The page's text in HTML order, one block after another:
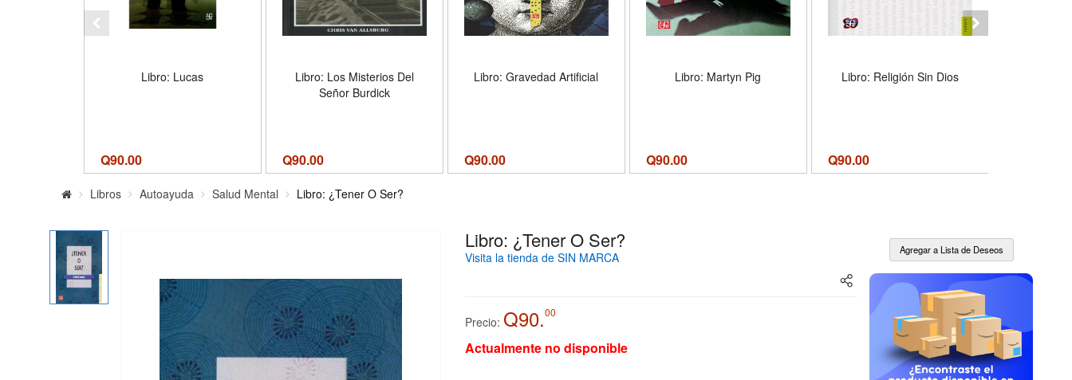
Libro: Lucas
Q90.00
Libro: Los Misterios Del
Señor Burdick
Q90.00
Libro: Gravedad Artificial
Q90.00
Libro: Martyn Pig
Q90.00
Libro: Religión Sin Dios
Q90.00
Libros Autoayuda Salud Mental Libro: ¿Tener O Ser?
Libro: ¿Tener O Ser?
Visita la tienda de SIN MARCA
Precio: Q90.00
Actualmente no disponible